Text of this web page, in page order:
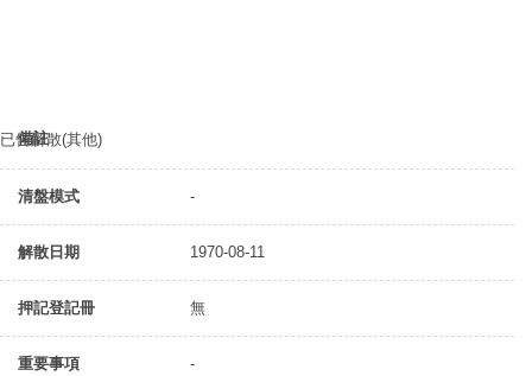
備註
已告解散(其他)
清盤模式 -
解散日期 1970-08-11
押記登記冊 無
重要事項 -